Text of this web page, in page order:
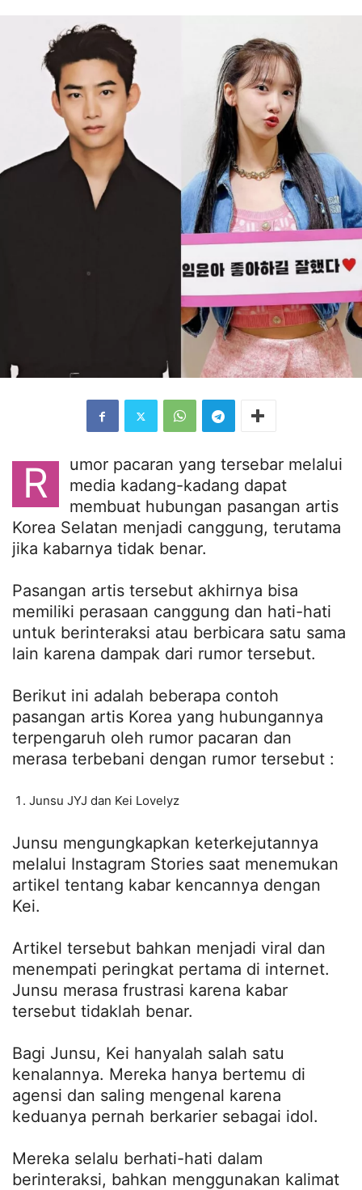
R
umor pacaran yang tersebar melalui
media kadang-kadang dapat
membuat hubungan pasangan artis
Korea Selatan menjadi canggung, terutama
jika kabarnya tidak benar.
Pasangan artis tersebut akhirnya bisa
memiliki perasaan canggung dan hati-hati
untuk berinteraksi atau berbicara satu sama
lain karena dampak dari rumor tersebut.
Berikut ini adalah beberapa contoh
pasangan artis Korea yang hubungannya
terpengaruh oleh rumor pacaran dan
merasa terbebani dengan rumor tersebut :
Junsu JYJ dan Kei Lovelyz
Junsu mengungkapkan keterkejutannya
melalui Instagram Stories saat menemukan
artikel tentang kabar kencannya dengan
Kei.
Artikel tersebut bahkan menjadi viral dan
menempati peringkat pertama di internet.
Junsu merasa frustrasi karena kabar
tersebut tidaklah benar.
Bagi Junsu, Kei hanyalah salah satu
kenalannya. Mereka hanya bertemu di
agensi dan saling mengenal karena
keduanya pernah berkarier sebagai idol.
Mereka selalu berhati-hati dalam
berinteraksi, bahkan menggunakan kalimat